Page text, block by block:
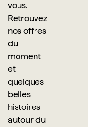
vous.
Retrouvez
nos offres
du
moment
et
quelques
belles
histoires
autour du